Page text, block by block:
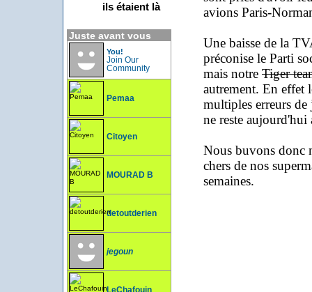
ils étaient là
Juste avant vous
You!
Join Our
Community
Pemaa
Citoyen
MOURAD B
detoutderien
jegoun
LeChafouin
avions Paris-
Une baisse de la
préconise le Parti
mais notre Tiger
autrement. En effet
multiples erreurs
ne reste aujourd'hui
Nous buvons donc
chers de nos
semaines.